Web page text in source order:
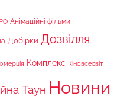
Анімаційні фільми
Добірки Дозвілля
Комплекс Кіновсесвіт
Таун Новини